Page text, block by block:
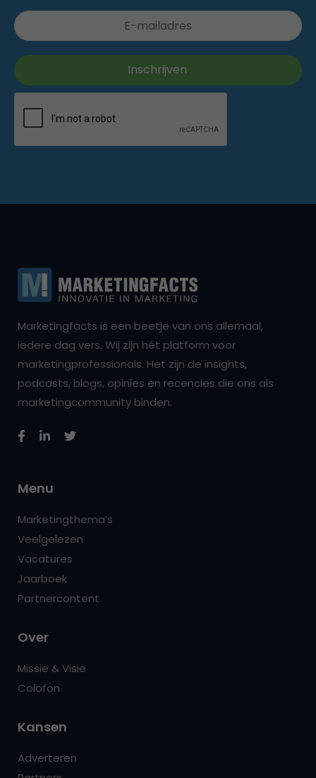
Marketingfacts is een beetje van ons allemaal,
iedere dag vers. Wij zijn hét platform voor
marketingprofessionals. Het zijn de insights,
podcasts, blogs, opinies en recencies die ons als
marketingcommunity binden.
Menu
Marketingthema’s
Veelgelezen
Vacatures
Jaarboek
Partnercontent
Over
Missie & Visie
Colofon
Kansen
Adverteren